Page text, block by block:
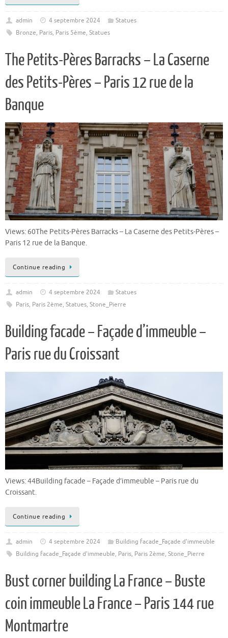
admin 4 septembre 2024
Statues
Bronze, Paris, Paris 5ème, Statues
The Petits-Pères Barracks – La Caserne
des Petits-Pères – Paris 12 rue de la
Banque
Views: 60The Petits-Pères Barracks – La Caserne des Petits-Pères –
Paris 12 rue de la Banque.
Continue reading
admin 4 septembre 2024
Statues
Paris, Paris 2ème, Statues, Stone_Pierre
Building facade – Façade d’immeuble –
Paris rue du Croissant
Views: 44Building facade – Façade d’immeuble – Paris rue du
Croissant.
Continue reading
admin 4 septembre 2024
Building facade_Façade d'immeuble
Building facade_Façade d'immeuble, Paris, Paris 2ème, Stone_Pierre
Bust corner building La France – Buste
coin immeuble La France – Paris 144 rue
Montmartre